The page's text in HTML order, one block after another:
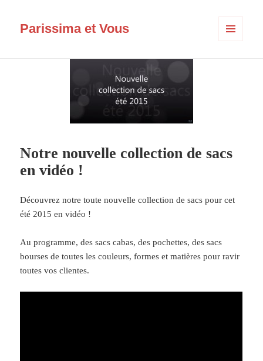
Parissima et Vous
Notre nouvelle collection de sacs
en vidéo !
Découvrez notre toute nouvelle collection de sacs pour cet
été 2015 en vidéo !
Au programme, des sacs cabas, des pochettes, des sacs
bourses de toutes les couleurs, formes et matières pour ravir
toutes vos clientes.